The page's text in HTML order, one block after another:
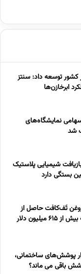
توسعه داد: سنتز
ابرخازن‌ها
نمایشگاه‌های
شد
شیمیایی پلاستیک
بستگی دارد
تَف‌کافت حاصل از
پسماند تا سال ۲۰۳۶ به بیش از ۶۱۵ میلیون دلار
پوشش‌های ساختمانی،
باقی می ماند؟